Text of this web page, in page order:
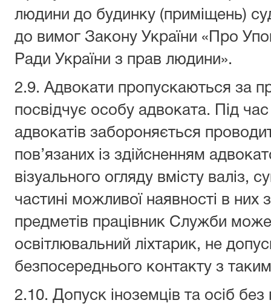
людини до будинку (приміщень)
до вимог Закону України «Про
Ради України з прав людини».
2.9. Адвокати пропускаються за
посвідчує особу адвоката. Під
адвокатів забороняється
пов’язаних із здійсненням
візуального огляду вмісту валіз,
частині можливої наявності в
предметів працівник Служби
освітлювальний ліхтарик, не
безпосереднього контакту з
2.10. Допуск іноземців та осіб